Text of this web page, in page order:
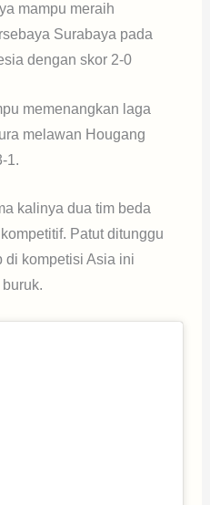
mampu meraih
Surabaya pada
dengan skor 2-0
memenangkan laga
melawan Hougang
1.
kalinya dua tim beda
Patut ditunggu
di kompetisi Asia ini